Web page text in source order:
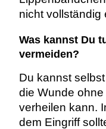
nicht vollständig
Was kannst Du
vermeiden?
Du kannst
die Wunde
verheilen kann.
dem Eingriff